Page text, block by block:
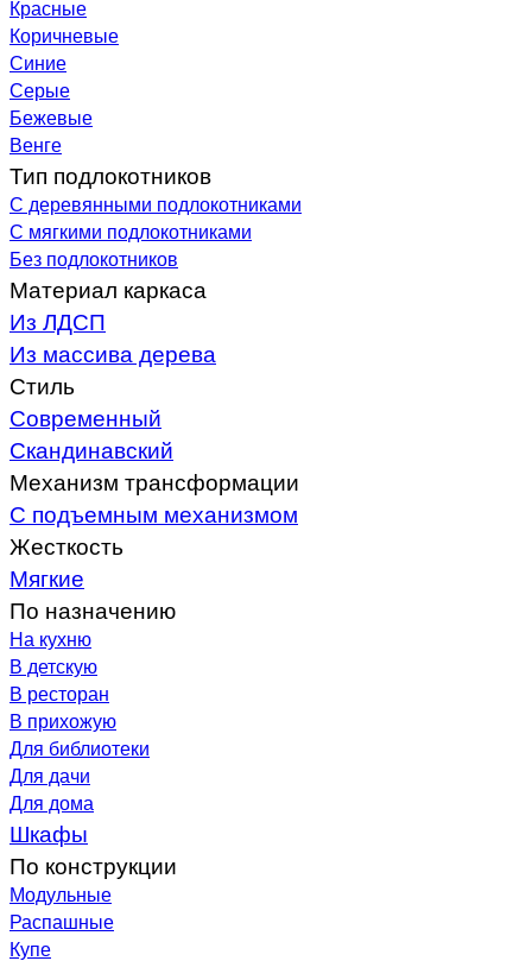
Красные
Коричневые
Синие
Серые
Бежевые
Венге
Тип подлокотников
С деревянными подлокотниками
С мягкими подлокотниками
Без подлокотников
Материал каркаса
Из ЛДСП
Из массива дерева
Стиль
Современный
Скандинавский
Механизм трансформации
С подъемным механизмом
Жесткость
Мягкие
По назначению
На кухню
В детскую
В ресторан
В прихожую
Для библиотеки
Для дачи
Для дома
Шкафы
По конструкции
Модульные
Распашные
Купе